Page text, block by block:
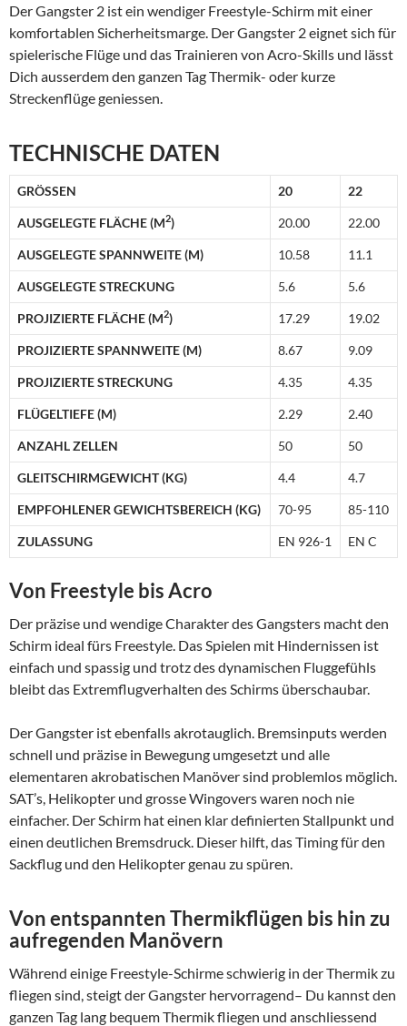
Der Gangster 2 ist ein wendiger Freestyle-Schirm mit einer
komfortablen Sicherheitsmarge. Der Gangster 2 eignet sich für
spielerische Flüge und das Trainieren von Acro-Skills und lässt
Dich ausserdem den ganzen Tag Thermik- oder kurze
Streckenflüge geniessen.
TECHNISCHE DATEN
GRÖSSEN 20 22
AUSGELEGTE FLÄCHE (M2) 20.00 22.00
AUSGELEGTE SPANNWEITE (M) 10.58 11.1
AUSGELEGTE STRECKUNG 5.6 5.6
PROJIZIERTE FLÄCHE (M2) 17.29 19.02
PROJIZIERTE SPANNWEITE (M) 8.67 9.09
PROJIZIERTE STRECKUNG 4.35 4.35
FLÜGELTIEFE (M) 2.29 2.40
ANZAHL ZELLEN 50 50
GLEITSCHIRMGEWICHT (KG) 4.4 4.7
EMPFOHLENER GEWICHTSBEREICH (KG) 70-95 85-110
ZULASSUNG EN 926-1 EN C
Von Freestyle bis Acro
Der präzise und wendige Charakter des Gangsters macht den
Schirm ideal fürs Freestyle. Das Spielen mit Hindernissen ist
einfach und spassig und trotz des dynamischen Fluggefühls
bleibt das Extremflugverhalten des Schirms überschaubar.
Der Gangster ist ebenfalls akrotauglich. Bremsinputs werden
schnell und präzise in Bewegung umgesetzt und alle
elementaren akrobatischen Manöver sind problemlos möglich.
SAT’s, Helikopter und grosse Wingovers waren noch nie
einfacher. Der Schirm hat einen klar definierten Stallpunkt und
einen deutlichen Bremsdruck. Dieser hilft, das Timing für den
Sackflug und den Helikopter genau zu spüren.
Von entspannten Thermikflügen bis hin zu
aufregenden Manövern
Während einige Freestyle-Schirme schwierig in der Thermik zu
fliegen sind, steigt der Gangster hervorragend– Du kannst den
ganzen Tag lang bequem Thermik fliegen und anschliessend